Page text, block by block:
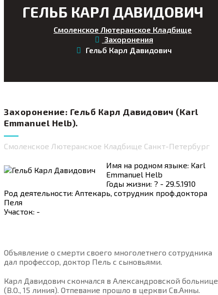
ГЕЛЬБ КАРЛ ДАВИДОВИЧ
Смоленское Лютеранское Кладбище
Захоронения
Гельб Карл Давидович
Захоронение: Гельб Карл Давидович (Karl
Emmanuel Helb).
Смоленское Лютеранское Кладбище Санкт-Петербург
Имя на родном языке: Karl
Emmanuel Helb
Годы жизни: ? - 29.5.1910
Род деятельности: Аптекарь, сотрудник проф.доктора
Пеля
Участок: -
Объявление о смерти своего многолетнего сотрудника
дал профессор, доктор Пель с сыновьями.
Карл Давидович скончался в Александровской больнице
(В.О., 15 линия). Отпевание прошло в церкви Св.Анны.